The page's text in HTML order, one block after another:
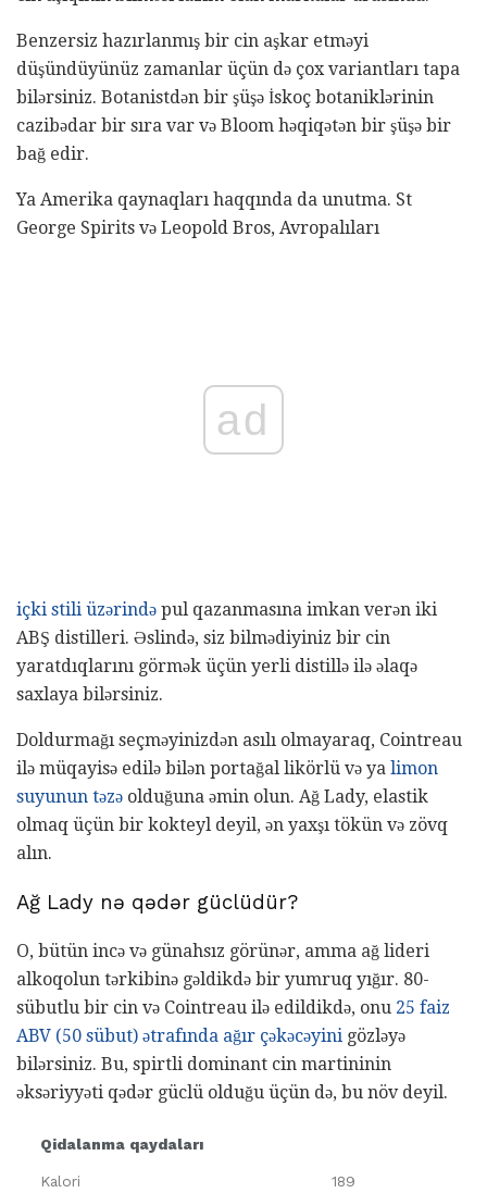
Benzersiz hazırlanmış bir cin aşkar etməyi
düşündüyünüz zamanlar üçün də çox variantları tapa
bilərsiniz. Botanistdən bir şüşə İskoç botaniklərinin
cazibədar bir sıra var və Bloom həqiqətən bir şüşə bir
bağ edir.
Ya Amerika qaynaqları haqqında da unutma. St
George Spirits və Leopold Bros, Avropalıları
ad
içki stili üzərində pul qazanmasına imkan verən iki
ABŞ distilleri. Əslində, siz bilmədiyiniz bir cin
yaratdıqlarını görmək üçün yerli distillə ilə əlaqə
saxlaya bilərsiniz.
Doldurmağı seçməyinizdən asılı olmayaraq, Cointreau
ilə müqayisə edilə bilən portağal likörlü və ya limon
suyunun təzə olduğuna əmin olun. Ağ Lady, elastik
olmaq üçün bir kokteyl deyil, ən yaxşı tökün və zövq
alın.
Ağ Lady nə qədər güclüdür?
O, bütün incə və günahsız görünər, amma ağ lideri
alkoqolun tərkibinə gəldikdə bir yumruq yığır. 80-
sübutlu bir cin və Cointreau ilə edildikdə, onu 25 faiz
ABV (50 sübut) ətrafında ağır çəkəcəyini gözləyə
bilərsiniz. Bu, spirtli dominant cin martininin
əksəriyyəti qədər güclü olduğu üçün də, bu növ deyil.
Qidalanma qaydaları
Kalori 189